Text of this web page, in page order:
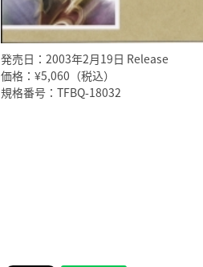
発売日：2003年2月19日 Release
価格：¥5,060（税込）
規格番号：TFBQ-18032